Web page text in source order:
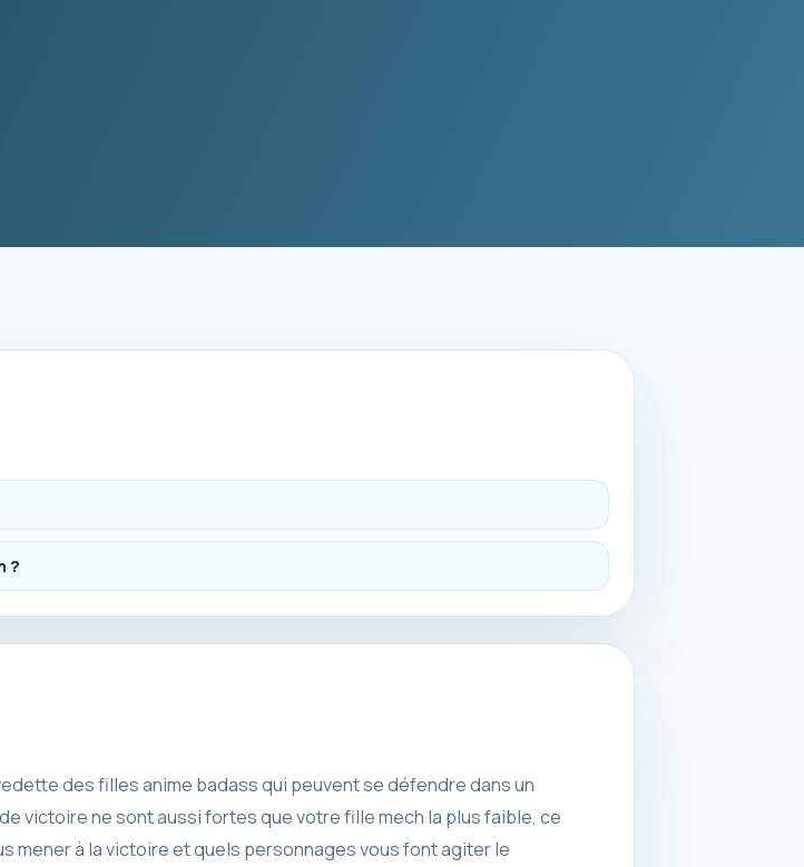
?
des filles anime badass qui peuvent se défendre dans un
victoire ne sont aussi fortes que votre fille mech la plus faible, ce
mener à la victoire et quels personnages vous font agiter le